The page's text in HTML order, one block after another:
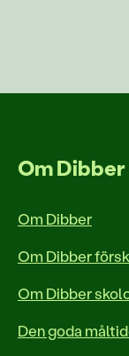
Om Dibber
Om Dibber
Om Dibber
Om Dibber
Den goda